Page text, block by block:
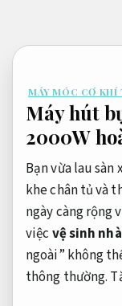
nội
MÁY MÓC CƠ
Máy hút
2000W
Bạn vừa lau sàn
khe chân tủ và
ngày càng rộng
việc vệ sinh
ngoài” không
thông thường.